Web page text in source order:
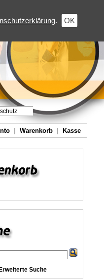
. OK
Warenkorb Kasse
Erweiterte Suche